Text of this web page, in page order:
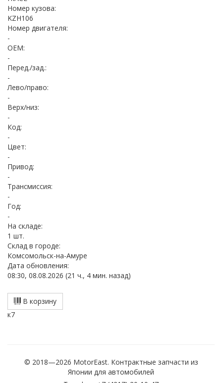
Номер кузова:
KZH106
Номер двигателя:
-
OEM:
-
Перед./зад.:
-
Лево/право:
-
Верх/низ:
-
Код:
-
Цвет:
-
Привод:
-
Трансмиссия:
-
Год:
-
На складе:
1 шт.
Cклад в городе:
Комсомольск-на-Амуре
Дата обновления:
08:30, 08.08.2026 (21 ч., 4 мин. назад)
В корзину
к7
© 2018—2026 MotorEast. Контрактные запчасти из
Японии для автомобилей